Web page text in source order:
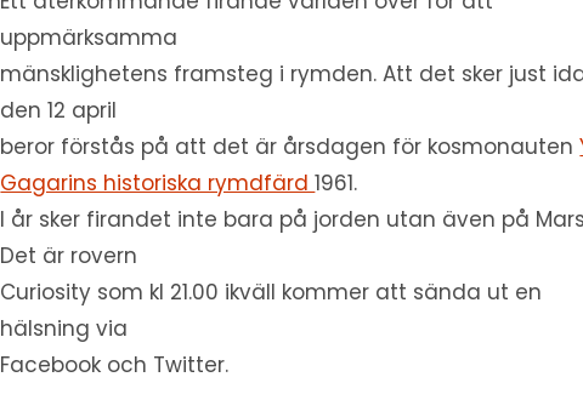
uppmärksamma
mänsklighetens framsteg i rymden. Att det sker just
den 12 april
beror förstås på att det är årsdagen för kosmonauten
Gagarins historiska rymdfärd1961.
I år sker firandet inte bara på jorden utan även på
Det är rovern
Curiosity som kl 21.00 ikväll kommer att sända ut en
hälsning via
Facebook och Twitter.